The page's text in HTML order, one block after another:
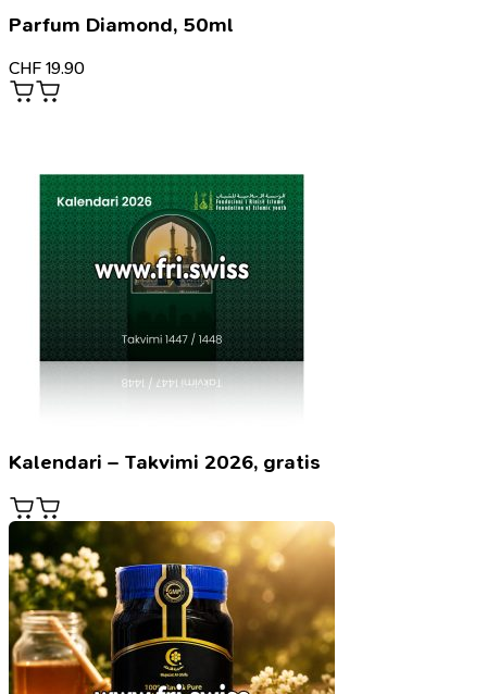
Parfum Diamond, 50ml
CHF 19.90
Kalendari – Takvimi 2026, gratis